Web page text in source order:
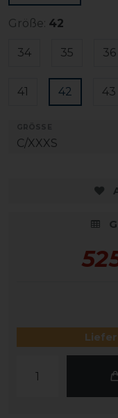
Größe: 42
34 35 36
41 42 43